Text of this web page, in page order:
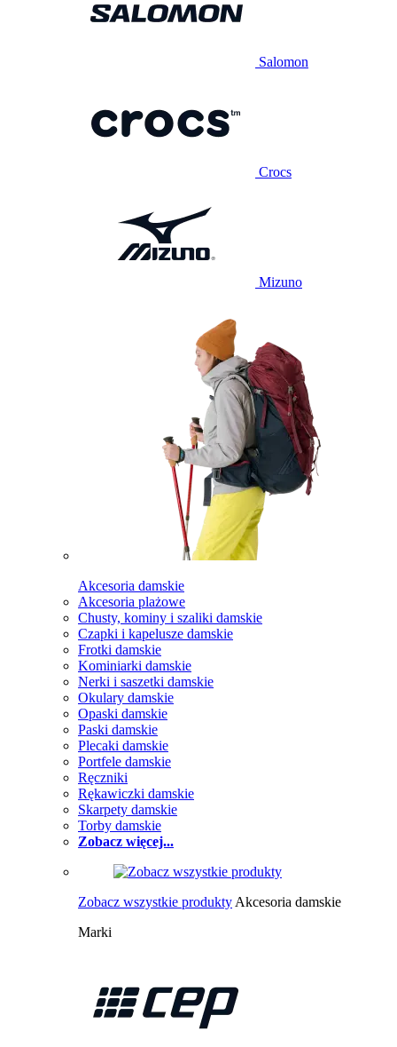
Salomon
Crocs
Mizuno
Akcesoria damskie
Akcesoria plażowe
Chusty, kominy i szaliki damskie
Czapki i kapelusze damskie
Frotki damskie
Kominiarki damskie
Nerki i saszetki damskie
Okulary damskie
Opaski damskie
Paski damskie
Plecaki damskie
Portfele damskie
Ręczniki
Rękawiczki damskie
Skarpety damskie
Torby damskie
Zobacz więcej...
Zobacz wszystkie produkty Akcesoria damskie
Marki